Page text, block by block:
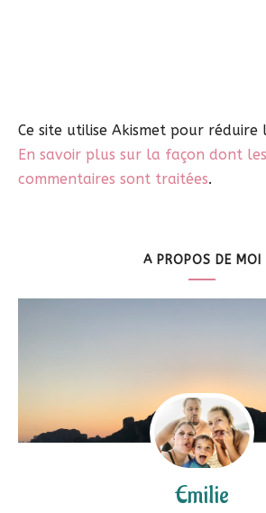
Ce site utilise Akismet pour réduire
En savoir plus sur la façon dont
commentaires sont traitées.
A PROPOS DE MOI
Emilie